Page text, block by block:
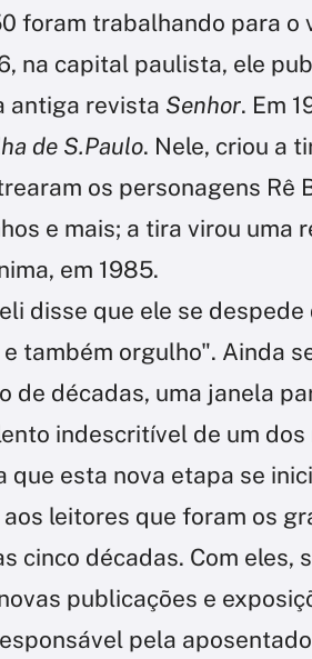
foram trabalhando para o
na capital paulista, ele
antiga revista Senhor. Em
de S.Paulo. Nele, criou a
os personagens Rê
e mais; a tira virou uma
em 1985.
disse que ele se despede
também orgulho". Ainda
de décadas, uma janela
indescritível de um dos
esta nova etapa se
leitores que foram os
cinco décadas. Com eles,
publicações e
pela